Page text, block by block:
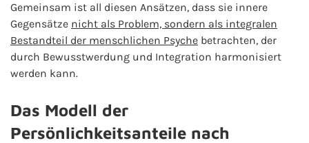
Gemeinsam ist all diesen Ansätzen, dass sie innere
Gegensätze nicht als Problem, sondern als integralen
Bestandteil der menschlichen Psyche betrachten, der
durch Bewusstwerdung und Integration harmonisiert
werden kann.
Das Modell der
Persönlichkeitsanteile nach